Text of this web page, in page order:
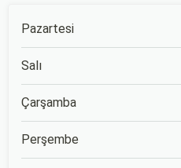
Pazartesi
Salı
Çarşamba
Perşembe